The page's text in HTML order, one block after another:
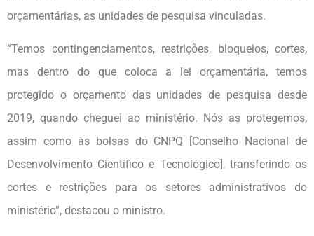
orçamentárias, as unidades de pesquisa vinculadas.
“Temos contingenciamentos, restrições, bloqueios, cortes,
mas dentro do que coloca a lei orçamentária, temos
protegido o orçamento das unidades de pesquisa desde
2019, quando cheguei ao ministério. Nós as protegemos,
assim como às bolsas do CNPQ [Conselho Nacional de
Desenvolvimento Científico e Tecnológico], transferindo os
cortes e restrições para os setores administrativos do
ministério”, destacou o ministro.